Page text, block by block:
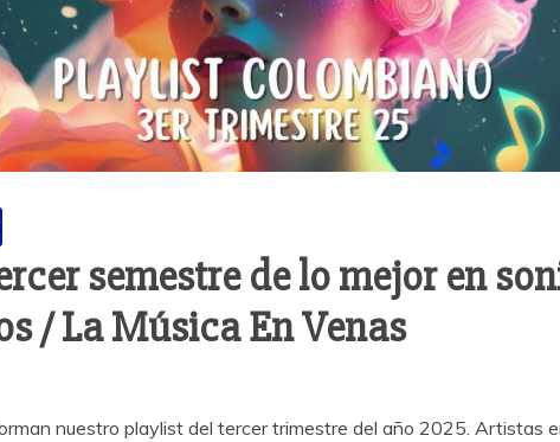
semestre de lo mejor en
/ La Música En Venas
nuestro playlist del tercer trimestre del año 2025. Artistas